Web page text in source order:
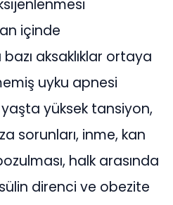
içinde
aksaklıklar ortaya
uyku apnesi
yüksek tansiyon,
sorunları, inme, kan
halk arasında
direnci ve obezite